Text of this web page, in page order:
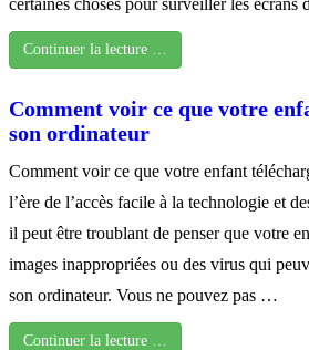
Continuer la lecture …
Comment voir ce que votre
son ordinateur
Comment voir ce que votre enfant
l’ère de l’accès facile à la technologie et
il peut être troublant de penser que votre
images inappropriées ou des virus qui
son ordinateur. Vous ne pouvez pas …
Continuer la lecture …